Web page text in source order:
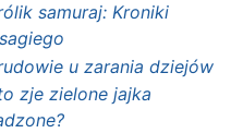
samuraj: Kroniki
u zarania dziejów
zje zielone jajka